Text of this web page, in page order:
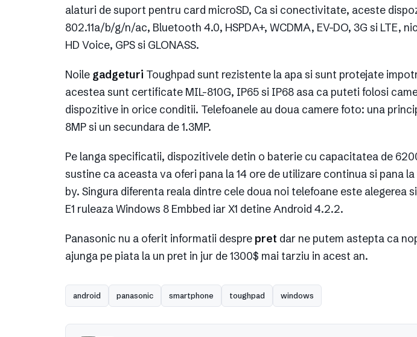
alaturi de suport pentru card microSD, Ca si conectivitate, aceste
802.11a/b/g/n/ac, Bluetooth 4.0, HSPDA+, WCDMA, EV-DO, 3G si LTE,
HD Voice, GPS si GLONASS.
Noile gadgeturi Toughpad sunt rezistente la apa si sunt protejate
acestea sunt certificate MIL-810G, IP65 si IP68 asa ca puteti folosi
dispozitive in orice conditii. Telefoanele au doua camere foto: una
8MP si un secundara de 1.3MP.
Pe langa specificatii, dispozitivele detin o baterie cu capacitatea de
sustine ca aceasta va oferi pana la 14 ore de utilizare continua si pana
by. Singura diferenta reala dintre cele doua noi telefoane este alegerea
E1 ruleaza Windows 8 Embbed iar X1 detine Android 4.2.2.
Panasonic nu a oferit informatii despre pret dar ne putem astepta ca
ajunga pe piata la un pret in jur de 1300$ mai tarziu in acest an.
android panasonic smartphone toughpad windows